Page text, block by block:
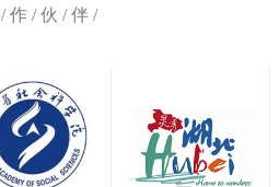
作 / 伙 / 伴 /